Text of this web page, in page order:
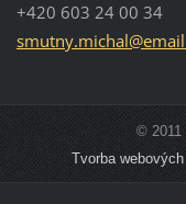
+420 603 24 00 34
smutny.michal@em
© 2011
Tvorba